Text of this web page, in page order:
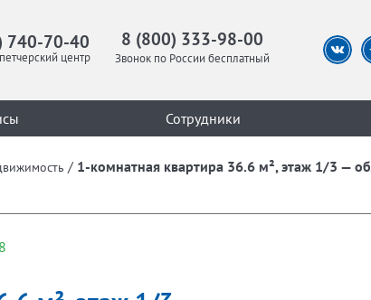
740-70-40
центр
8 (800) 333-98-00
Звонок по России бесплатный
Сотрудники
/ 1-комнатная квартира 36.6 м², этаж 1/3 —